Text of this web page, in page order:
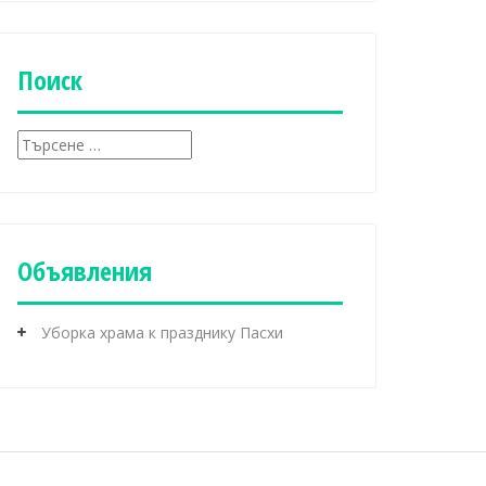
к
иПоиск
Т
ъ
е
з
а
Объявления
Уборка храма к празднику Пасхи